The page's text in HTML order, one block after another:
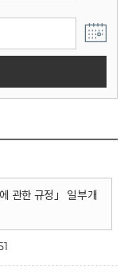
관한 규정」 일부개